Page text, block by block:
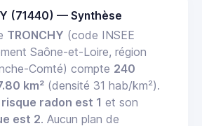
(71440) — Synthèse
TRONCHY (code INSEE
Saône-et-Loire, région
Comté) compte 240
km² (densité 31 hab/km²).
radon est 1 et son
est 2. Aucun plan de